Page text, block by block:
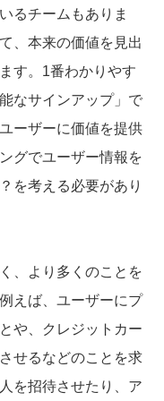
るチームもありま
、本来の価値を見出
す。1番わかりやす
なサインアップ」で
ーザーに価値を提供
グでユーザー情報を
を考える必要があり
、より多くのことを
えば、ユーザーにプ
や、クレジットカー
せるなどのことを求
を招待させたり、ア